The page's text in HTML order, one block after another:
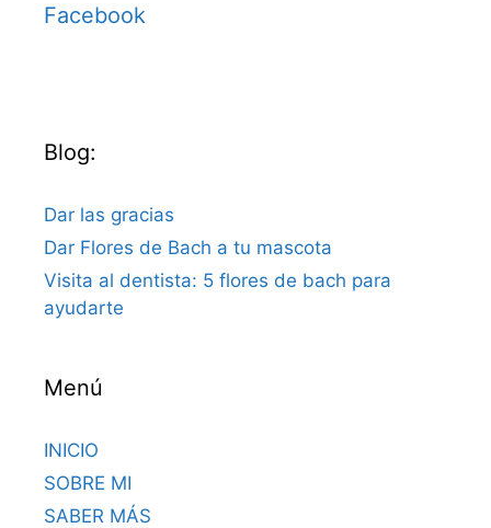
Facebook
Blog:
Dar las gracias
Dar Flores de Bach a tu mascota
Visita al dentista: 5 flores de bach para
ayudarte
Menú
INICIO
SOBRE MI
SABER MÁS